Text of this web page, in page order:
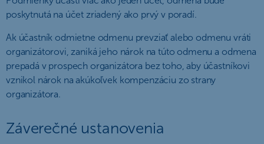
poskytnutá na účet zriadený ako prvý v poradí.
Ak účastník odmietne odmenu prevziať alebo odmenu vráti
organizátorovi, zaniká jeho nárok na túto odmenu a odmena
prepadá v prospech organizátora bez toho, aby účastníkovi
vznikol nárok na akúkoľvek kompenzáciu zo strany
organizátora.
Záverečné ustanovenia